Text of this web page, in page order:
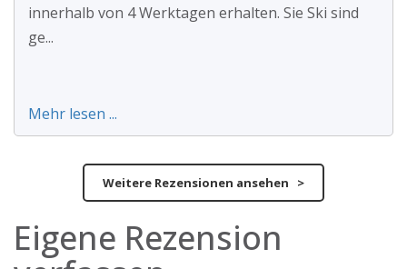
innerhalb von 4 Werktagen erhalten. Sie Ski sind
ge...
Mehr lesen ...
Weitere Rezensionen ansehen >
Eigene Rezension